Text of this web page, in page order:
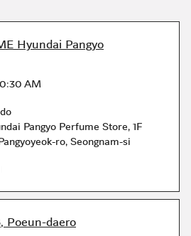
Hyundai Pangyo
AM
Pangyo Perfume Store, 1F
ro, Seongnam-si
Poeun-daero